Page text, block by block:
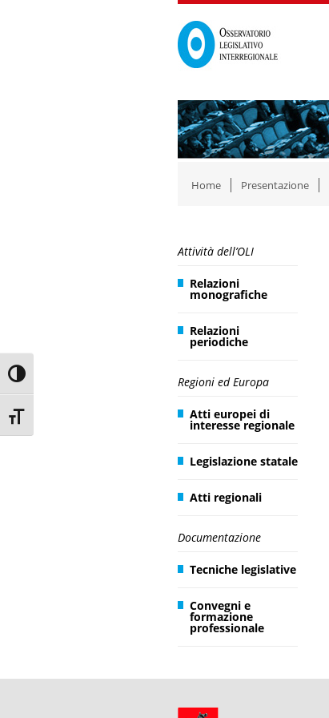
Toggle High Contrast
Toggle Font size
Home Presentazione
Attività dell’OLI
Relazioni
monografiche
Relazioni
periodiche
Regioni ed Europa
Atti europei di
interesse regionale
Legislazione statale
Atti regionali
Documentazione
Tecniche legislative
Convegni e
formazione
professionale